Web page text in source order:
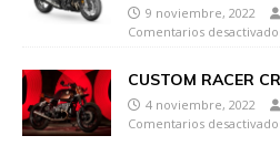
9 noviembre, 2022
Comentarios
CUSTOM RACER
4 noviembre, 2022
Comentarios